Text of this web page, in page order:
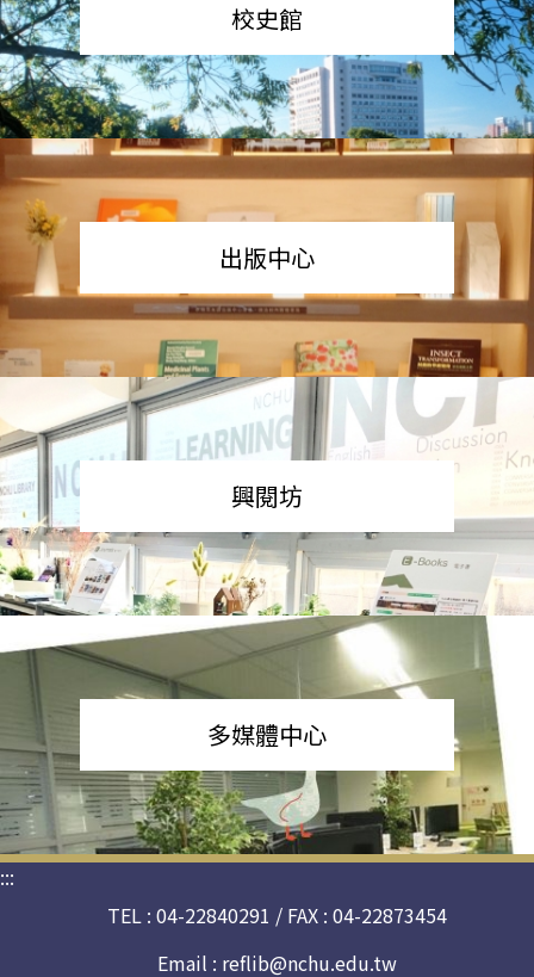
校史館
出版中心
興閱坊
多媒體中心
:::
TEL : 04-22840291 / FAX : 04-22873454
Email : reflib@nchu.edu.tw